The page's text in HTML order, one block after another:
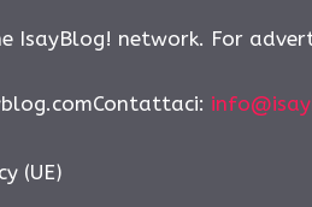
IsayBlog! network. For
:
(UE)